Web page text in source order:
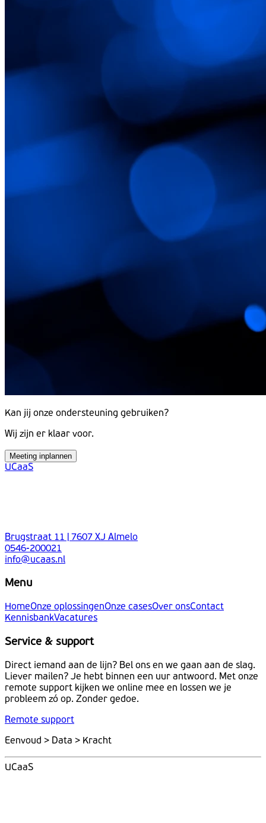
Kan jij onze ondersteuning gebruiken?
Wij zijn er klaar voor.
Meeting inplannen
UCaaS
Brugstraat 11 | 7607 XJ Almelo
0546-200021
info@ucaas.nl
Menu
HomeOnze oplossingenOnze casesOver onsContact
KennisbankVacatures
Service & support
Direct iemand aan de lijn? Bel ons en we gaan aan de slag.
Liever mailen? Je hebt binnen een uur antwoord. Met onze
remote support kijken we online mee en lossen we je
probleem zó op. Zonder gedoe.
Remote support
Eenvoud > Data > Kracht
UCaaS